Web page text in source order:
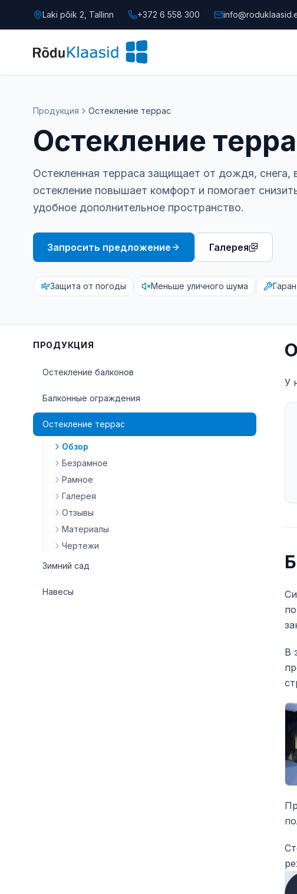
Laki põik 2, Tallinn +372 6 558 300
Продукция Остекление террас
Остекление
Остекленная терраса защищает от дождя, снега,
остекление повышает комфорт и помогает
удобное дополнительное пространство.
Запросить предложение Галерея
Защита от погоды Меньше уличного шума
ПРОДУКЦИЯ
Остекление балконов
Балконные ограждения
Остекление террас
Обзор
Безрамное
Рамное
Галерея
Отзывы
Материалы
Чертежи
Зимний сад
Навесы
У
В